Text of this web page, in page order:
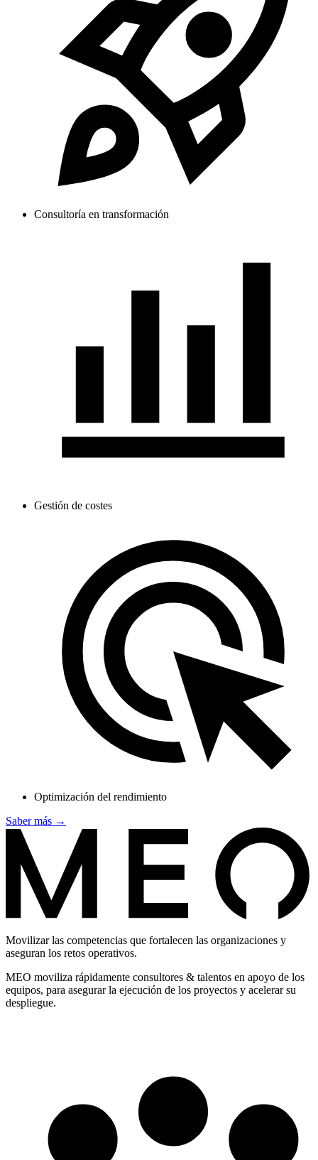
Consultoría en transformación
Gestión de costes
Optimización del rendimiento
Saber más →
Movilizar las competencias que fortalecen las organizaciones y
aseguran los retos operativos.
MEO moviliza rápidamente consultores & talentos en apoyo de los
equipos, para asegurar la ejecución de los proyectos y acelerar su
despliegue.